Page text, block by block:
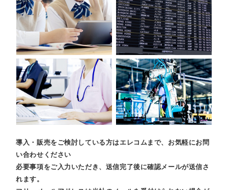
導入・販売をご検討している方はエレコムまで、お気軽にお問
い合わせください
必要事項をご入力いただき、送信完了後に確認メールが送信さ
れます。